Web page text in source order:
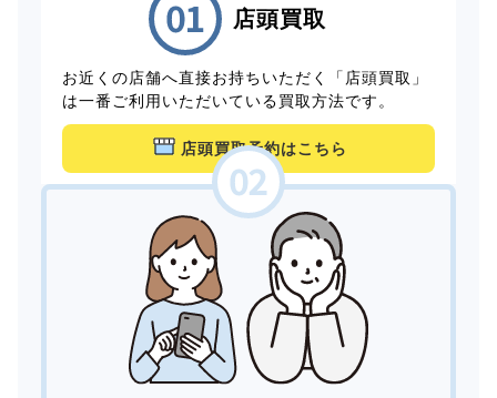
店頭買取
お近くの店舗へ直接お持ちいただく「店頭買取」
は一番ご利用いただいている買取方法です。
店頭買取予約はこちら